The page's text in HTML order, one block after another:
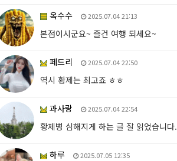
옥수수
2025.07.04 21:13
본점이시군요~ 즐건 여행 되세요~
페드리 2025.07.04 22:50
역시 황제는 최고죠 ㅎㅎ
과사랑 2025.07.04 22:54
황제병 심해지게 하는 글 잘 읽었습니다.
하루 2025.07.05 12:35